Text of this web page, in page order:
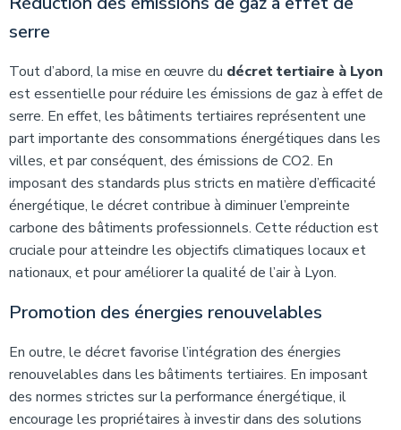
serre
Tout d’abord, la mise en œuvre du décret tertiaire à Lyon
est essentielle pour réduire les émissions de gaz à effet de
serre. En effet, les bâtiments tertiaires représentent une
part importante des consommations énergétiques dans les
villes, et par conséquent, des émissions de CO2. En
imposant des standards plus stricts en matière d’efficacité
énergétique, le décret contribue à diminuer l’empreinte
carbone des bâtiments professionnels. Cette réduction est
cruciale pour atteindre les objectifs climatiques locaux et
nationaux, et pour améliorer la qualité de l’air à Lyon.
Promotion des énergies renouvelables
En outre, le décret favorise l’intégration des énergies
renouvelables dans les bâtiments tertiaires. En imposant
des normes strictes sur la performance énergétique, il
encourage les propriétaires à investir dans des solutions